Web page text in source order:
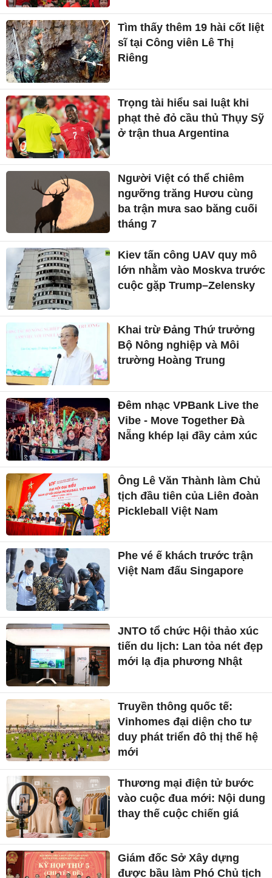
Tìm thấy thêm 19 hài cốt liệt
sĩ tại Công viên Lê Thị
Riêng
Trọng tài hiểu sai luật khi
phạt thẻ đỏ cầu thủ Thụy Sỹ
ở trận thua Argentina
Người Việt có thể chiêm
ngưỡng trăng Hươu cùng
ba trận mưa sao băng cuối
tháng 7
Kiev tấn công UAV quy mô
lớn nhằm vào Moskva trước
cuộc gặp Trump–Zelensky
Khai trừ Đảng Thứ trưởng
Bộ Nông nghiệp và Môi
trường Hoàng Trung
Đêm nhạc VPBank Live the
Vibe - Move Together Đà
Nẵng khép lại đầy cảm xúc
Ông Lê Văn Thành làm Chủ
tịch đầu tiên của Liên đoàn
Pickleball Việt Nam
Phe vé ế khách trước trận
Việt Nam đấu Singapore
JNTO tổ chức Hội thảo xúc
tiến du lịch: Lan tỏa nét đẹp
mới lạ địa phương Nhật
Truyền thông quốc tế:
Vinhomes đại diện cho tư
duy phát triển đô thị thế hệ
mới
Thương mại điện tử bước
vào cuộc đua mới: Nội dung
thay thế cuộc chiến giá
Giám đốc Sở Xây dựng
được bầu làm Phó Chủ tịch